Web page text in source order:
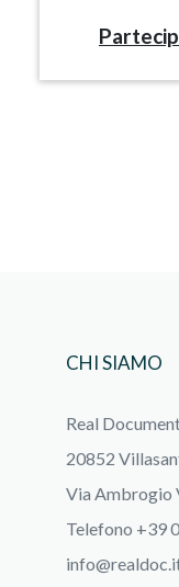
CHI SIAMO
Real
20852
Via Ambrogio
Telefono +39